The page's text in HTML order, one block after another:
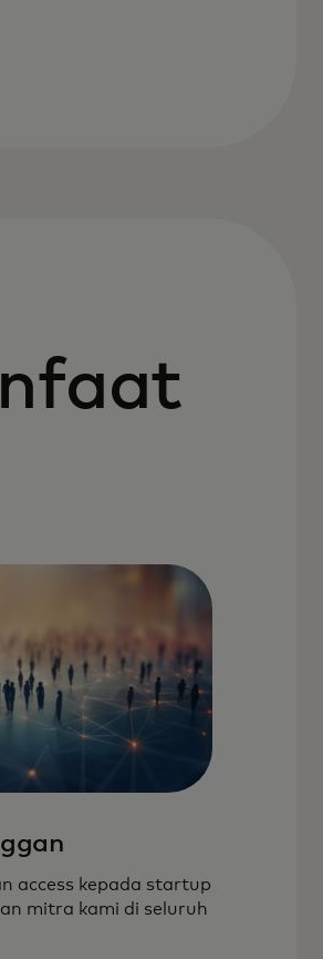
access kepada startup
mitra kami di seluruh